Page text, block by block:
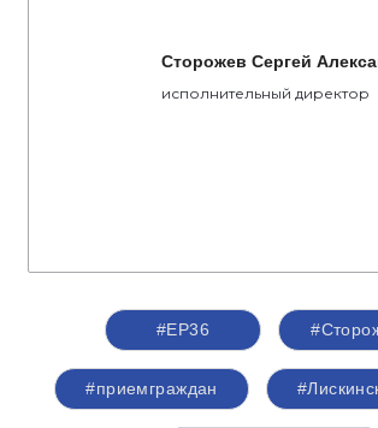
Сторожев Сергей
исполнительный директор
#ЕР36
#приемграждан